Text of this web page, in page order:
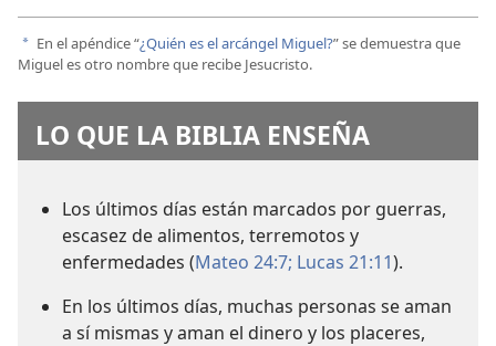
a En el apéndice “¿Quién es el arcángel Miguel?” se demuestra que
Miguel es otro nombre que recibe Jesucristo.
LO QUE LA BIBLIA ENSEÑA
Los últimos días están marcados por guerras,
escasez de alimentos, terremotos y
enfermedades (Mateo 24:7; Lucas 21:11).
En los últimos días, muchas personas se aman
a sí mismas y aman el dinero y los placeres,